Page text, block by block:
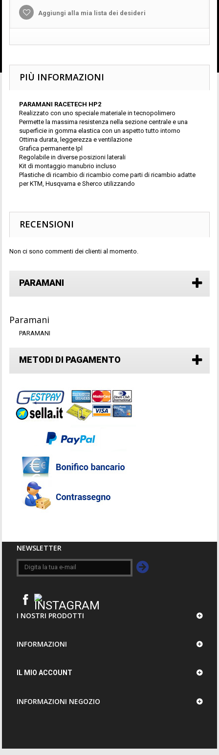
Aggiungi alla mia lista dei desideri
PIÙ INFORMAZIONI
PARAMANI RACETECH HP2
Realizzato con uno speciale materiale in tecnopolimero
Permette la massima resistenza nella sezione centrale e una
superficie in gomma elastica con un aspetto tutto intorno
Ottima durata, leggerezza e ventilazione
Grafica permanente Ipl
Regolabile in diverse posizioni laterali
Kit di montaggio manubrio incluso
Plastiche di ricambio di ricambio come parti di ricambio adatte
per KTM, Husqvarna e Sherco utilizzando
RECENSIONI
Non ci sono commenti dei clienti al momento.
PARAMANI
Paramani
PARAMANI
METODI DI PAGAMENTO
NEWSLETTER
I NOSTRI PRODOTTI
INFORMAZIONI
IL MIO ACCOUNT
INFORMAZIONI NEGOZIO